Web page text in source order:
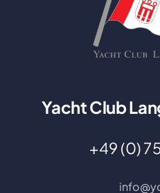
Yacht Club
+49 (0)